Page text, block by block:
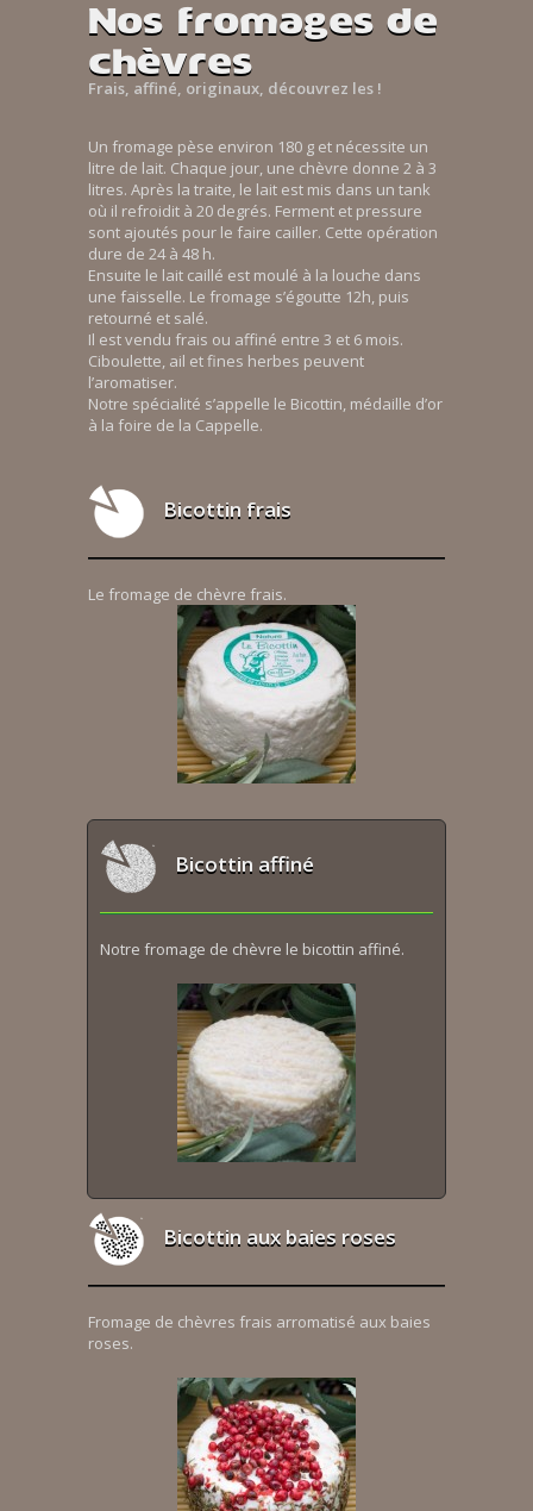
Nos fromages de
chèvres
Frais, affiné, originaux, découvrez les !
Un fromage pèse environ 180 g et nécessite un
litre de lait. Chaque jour, une chèvre donne 2 à 3
litres. Après la traite, le lait est mis dans un tank
où il refroidit à 20 degrés. Ferment et pressure
sont ajoutés pour le faire cailler. Cette opération
dure de 24 à 48 h.
Ensuite le lait caillé est moulé à la louche dans
une faisselle. Le fromage s’égoutte 12h, puis
retourné et salé.
Il est vendu frais ou affiné entre 3 et 6 mois.
Ciboulette, ail et fines herbes peuvent
l’aromatiser.
Notre spécialité s’appelle le Bicottin, médaille d’or
à la foire de la Cappelle.
Bicottin frais
Le fromage de chèvre frais.
Bicottin affiné
Notre fromage de chèvre le bicottin affiné.
Bicottin aux baies roses
Fromage de chèvres frais arromatisé aux baies
roses.